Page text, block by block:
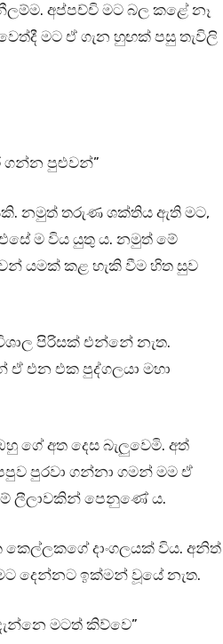
අප්පච්චි මට බල කළේ නෑ
මට ඒ ගැන හුඟක් පසු තැවිලි
ගන්න පුළුවන්”
නමුත් තරුණ ශක්තිය ඇති මට,
ම විය යුතු ය. නමුත් මේ
යමක් කළ හැකි වීම හිත සුව
පිරිසක් එන්නේ නැත.
එන එක පුද්ගලයා මහා
ගේ අත දෙස බැලුවෙමි. අත්
පුරවා ගන්නා ගමන් මම ඒ
ලීලාවකින් පෙනුණේ ය.
දාංගලයක් විය. අනිත්
දෙන්නට ඉක්මන් වූයේ නැත.
මටත් කිව්වෙ”